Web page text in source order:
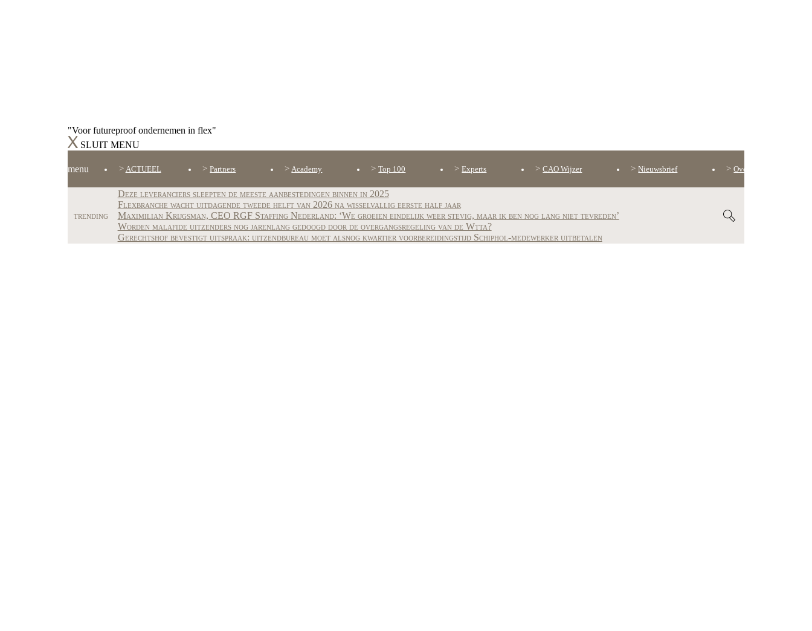
"Voor futureproof ondernemen in flex"
SLUIT MENU
menu ACTUEEL Partners Academy Top 100 Experts CAO Wijzer Nieuwsbrief Over ons
trending
Deze leveranciers sleepten de meeste aanbestedingen binnen in 2025
Flexbranche wacht uitdagende tweede helft van 2026 na wisselvallig eerste half jaar
Maximilian Krijgsman, CEO RGF Staffing Nederland: ‘We groeien eindelijk weer stevig, maar ik ben nog lang niet tevreden’
Worden malafide uitzenders nog jarenlang gedoogd door de overgangsregeling van de Wtta?
Gerechtshof bevestigt uitspraak: uitzendbureau moet alsnog kwartier voorbereidingstijd Schiphol-medewerker uitbetalen